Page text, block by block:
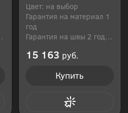
Цвет: на выбор
Гарантия на материал 1
год
Гарантия на швы 2 года
15 163 руб.
Купить